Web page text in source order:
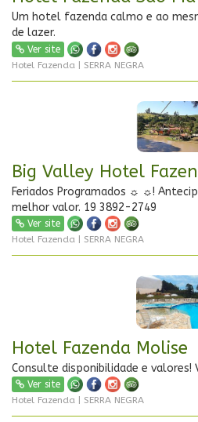
Um hotel fazenda calmo e ao
de lazer.
Ver site
Hotel Fazenda | SERRA NEGRA
Big Valley Hotel
Feriados Programados ☼ ☼!
melhor valor. 19 3892-2749
Ver site
Hotel Fazenda | SERRA NEGRA
Hotel Fazenda Molise
Consulte disponibilidade e valores!
Ver site
Hotel Fazenda | SERRA NEGRA